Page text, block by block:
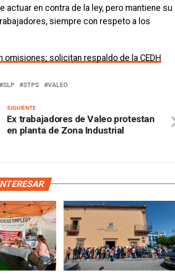
actuar en contra de la ley, pero mantiene su
siempre con respeto a los
omisiones; solicitan respaldo de la CEDH
SLP STPS VALEO
SIGUIENTE
Ex trabajadores de Valeo protestan
en planta de Zona Industrial